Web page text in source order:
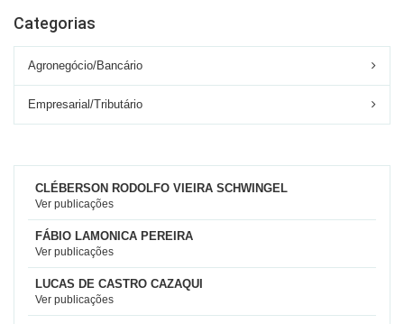
Categorias
Agronegócio/Bancário
Empresarial/Tributário
CLÉBERSON RODOLFO VIEIRA SCHWINGEL
Ver publicações
FÁBIO LAMONICA PEREIRA
Ver publicações
LUCAS DE CASTRO CAZAQUI
Ver publicações